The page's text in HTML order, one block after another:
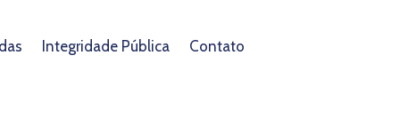
Integridade Pública Contato